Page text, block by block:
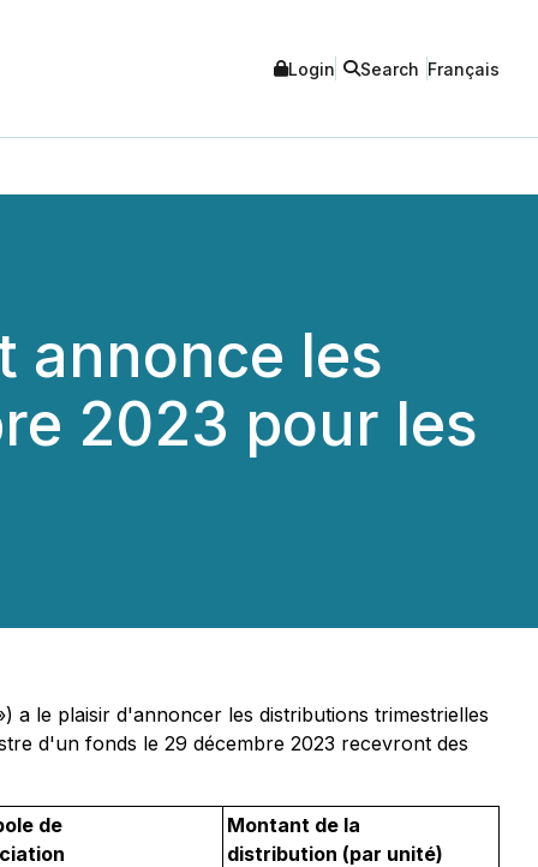
Login Search Français
annonce les
2023 pour les
le plaisir d'annoncer les distributions trimestrielles
d'un fonds le 29 décembre 2023 recevront des
de
Montant de la
distribution (par unité)